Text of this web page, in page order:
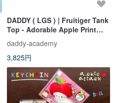
DADDY ( LGS ) | Fruitiger Tank
Top - Adorable Apple Print
Tank Top
daddy-academy
3,825円